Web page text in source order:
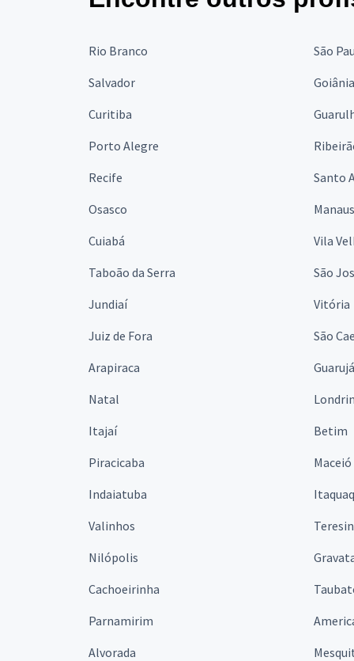
Rio Branco
São
Salvador
Goiânia
Curitiba
Porto Alegre
Recife
Santo
Osasco
Manaus
Cuiabá
Vila
Taboão da Serra
São
Jundiaí
Vitória
Juiz de Fora
São
Arapiraca
Guarujá
Natal
Itajaí
Betim
Piracicaba
Maceió
Indaiatuba
Valinhos
Nilópolis
Cachoeirinha
Parnamirim
Alvorada